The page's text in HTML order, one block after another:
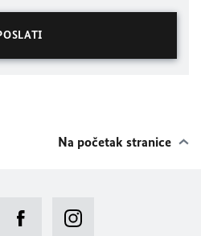
Na početak stranice